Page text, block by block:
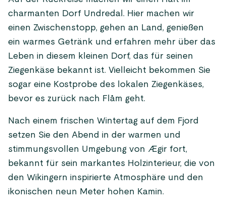
charmanten Dorf Undredal. Hier machen wir
einen Zwischenstopp, gehen an Land, genießen
ein warmes Getränk und erfahren mehr über das
Leben in diesem kleinen Dorf, das für seinen
Ziegenkäse bekannt ist. Vielleicht bekommen Sie
sogar eine Kostprobe des lokalen Ziegenkäses,
bevor es zurück nach Flåm geht.
Nach einem frischen Wintertag auf dem Fjord
setzen Sie den Abend in der warmen und
stimmungsvollen Umgebung von Ægir fort,
bekannt für sein markantes Holzinterieur, die von
den Wikingern inspirierte Atmosphäre und den
ikonischen neun Meter hohen Kamin.